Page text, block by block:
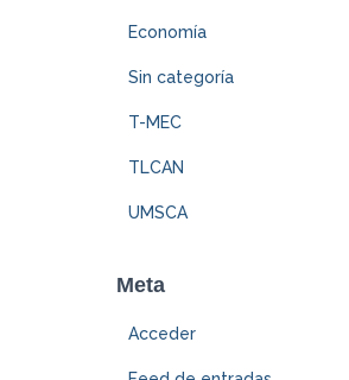
Economía
Sin categoría
T-MEC
TLCAN
UMSCA
Meta
Acceder